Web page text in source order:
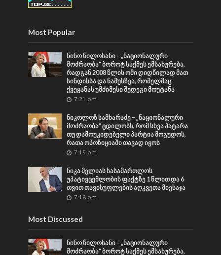
Most Popular
ნინო წილოსანი – „ნაციონალური
მოძრაობა“ ბოროტ საქმეს ემსახურება,
რადგან 2008 წლის ომი დიდწილად მათ
სინდისსა და ნამუსზეა, რომელმაც
ქვეყანას უმძიმესი შედეგი მოუტანა
7:21 pm
ნიკოლოზ სამხარაძე – „ნაციონალური
მოძრაობა“ ცდილობს, რომ სხვა პატარა
თუ დამოუკიდებელი პარტია მოგუდოს,
რათა ოპოზიციაში თავად იყოს
7:19 pm
ნიკა მელიას სასამართლოს
უპატივცემლობის ფაქტზე 1 წლით და 6
თვით თავისუფლების აღკვეთა მიესაჯა
7:18 pm
Most Discussed
ნინო წილოსანი – „ნაციონალური
მოძრაობა“ ბოროტ საქმეს ემსახურება,